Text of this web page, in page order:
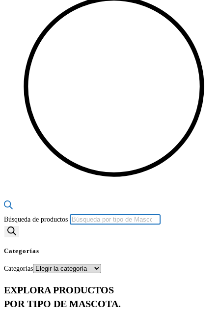
Búsqueda de productos
Categorías
Categorías
EXPLORA PRODUCTOS
POR TIPO DE MASCOTA.